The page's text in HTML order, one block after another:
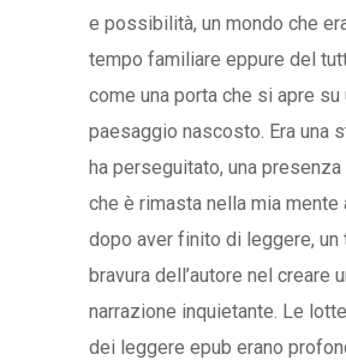
e possibilità, un mondo che
tempo familiare eppure del
come una porta che si apre su
paesaggio nascosto. Era una
ha perseguitato, una
che è rimasta nella mia mente
dopo aver finito di leggere, un
bravura dell’autore nel creare
narrazione inquietante. Le
dei leggere epub erano